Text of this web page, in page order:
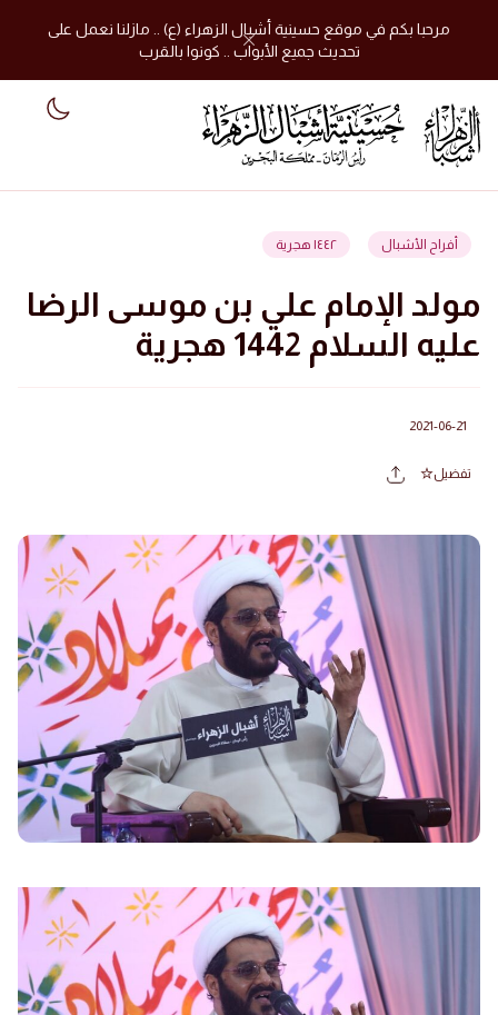
مرحبا بكم في موقع حسينية أشبال الزهراء (ع) .. مازلنا نعمل على
تحديث جميع الأبواب .. كونوا بالقرب
أفراح الأشبال ١٤٤٢ هجرية
مولد الإمام علي بن موسى الرضا
عليه السلام 1442 هجرية
2021-06-21
تفضيل